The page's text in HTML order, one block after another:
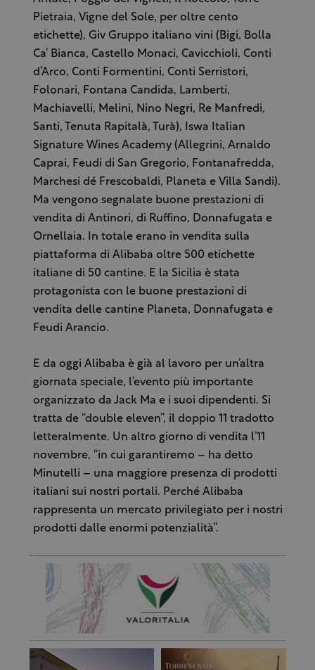
Pietraia, Vigne del Sole, per oltre cento
etichette), Giv Gruppo italiano vini (Bigi, Bolla
Ca’ Bianca, Castello Monaci, Cavicchioli, Conti
d’Arco, Conti Formentini, Conti Serristori,
Folonari, Fontana Candida, Lamberti,
Machiavelli, Melini, Nino Negri, Re Manfredi,
Santi, Tenuta Rapitalà, Turà), Iswa Italian
Signature Wines Academy (Allegrini, Arnaldo
Caprai, Feudi di San Gregorio, Fontanafredda,
Marchesi dé Frescobaldi, Planeta e Villa Sandi).
Ma vengono segnalate buone prestazioni di
vendita di Antinori, di Ruffino, Donnafugata e
Ornellaia. In totale erano in vendita sulla
piattaforma di Alibaba oltre 500 etichette
italiane di 50 cantine. E la Sicilia è stata
protagonista con le buone prestazioni di
vendita delle cantine Planeta, Donnafugata e
Feudi Arancio.
E da oggi Alibaba è già al lavoro per un’altra
giornata speciale, l’evento più importante
organizzato da Jack Ma e i suoi dipendenti. Si
tratta de “double eleven”, il doppio 11 tradotto
letteralmente. Un altro giorno di vendita l’11
novembre, “in cui garantiremo – ha detto
Minutelli – una maggiore presenza di prodotti
italiani sui nostri portali. Perché Alibaba
rappresenta un mercato privilegiato per i nostri
prodotti dalle enormi potenzialità”.